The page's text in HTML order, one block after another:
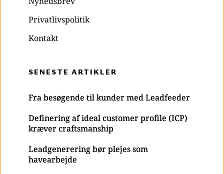
Privatlivspolitik
Kontakt
SENESTE ARTIKLER
Fra besøgende til kunder med Leadfeeder
Definering af ideal customer profile (ICP)
kræver craftsmanship
Leadgenerering bør plejes som
havearbejde